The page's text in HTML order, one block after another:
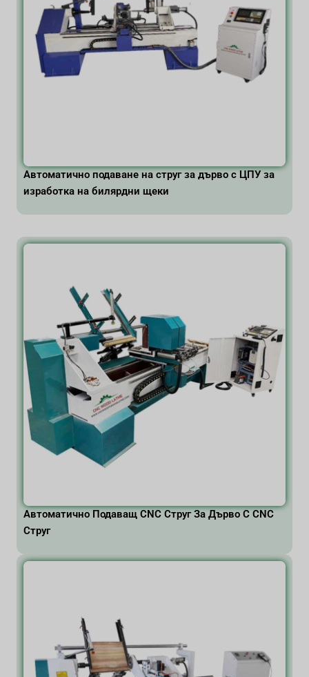
Автоматично подаване на струг за дърво с ЦПУ за
изработка на билярдни щеки
Автоматично Подаващ CNC Струг За Дърво С CNC
Струг